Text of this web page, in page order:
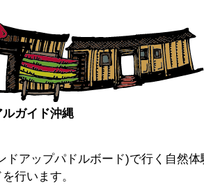
ルガイド沖縄
アップパドルボード)で行く自然
を行います。